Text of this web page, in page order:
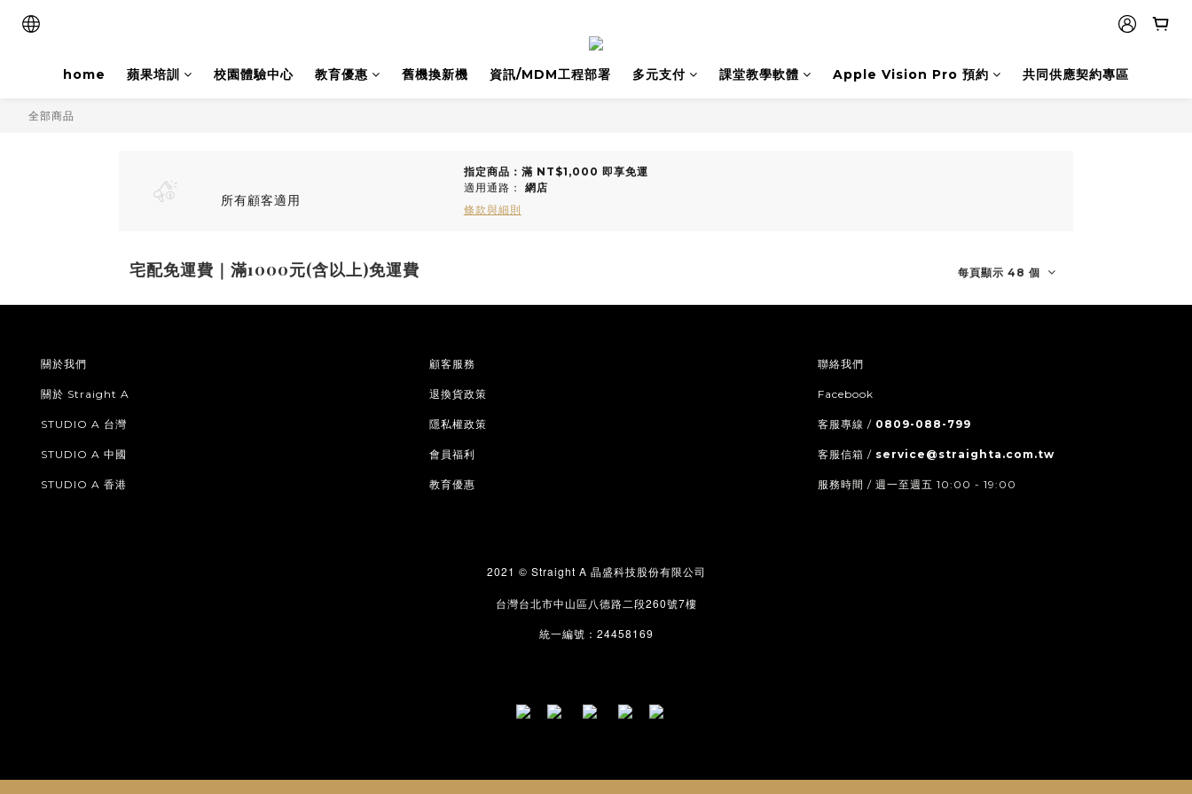
home 蘋果培訓 校園體驗中心 教育優惠 舊機換新機 資訊/MDM⼯程部署 多元支付 課堂教學軟體 Apple Vision Pro 預約 共同供應契約專區
全部商品
所有顧客適用
指定商品：滿 NT$1,000 即享免運
適用通路： 網店
條款與細則
宅配免運費｜滿1000元(含以上)免運費 每頁顯示 48 個
關於我們
關於 Straight A
STUDIO A 台灣
STUDIO A 中國
STUDIO A 香港
顧客服務
退換貨政策
隱私權政策
會員福利
教育優惠
聯絡我們
Facebook
客服專線 / 0809-088-799
客服信箱 / service@straighta.com.tw
服務時間 / 週一至週五 10:00 - 19:00
2021 © Straight A 晶盛科技股份有限公司
台灣台北市中山區八德路二段260號7樓
統一編號： 24458169